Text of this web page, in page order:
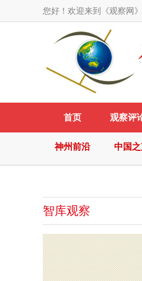
您好！欢迎来到《观察网
首页 观察评
神州前沿 中国
智库观察